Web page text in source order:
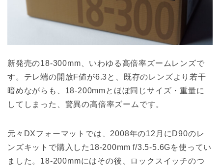
新発売の18-300mm、いわゆる高倍率ズームレンズで
す。テレ端の開放F値が6.3と、既存のレンズより若干
暗めながらも、18-200mmとほぼ同じサイズ・重量に
してしまった、驚異の高倍率ズームです。
元々DXフォーマットでは、2008年の12月にD90のレ
ンズキットで購入した18-200mm f/3.5-5.6Gを使ってい
ました。18-200mmにはその後、ロックスイッチのつ